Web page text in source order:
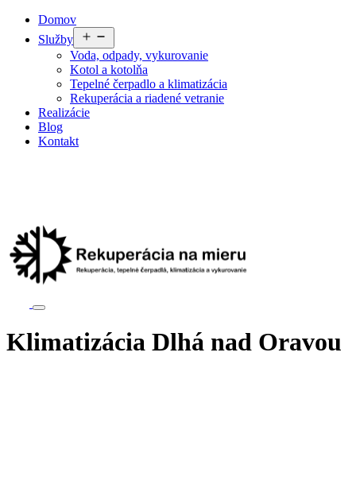
Domov
Služby
Voda, odpady, vykurovanie
Kotol a kotolňa
Tepelné čerpadlo a klimatizácia
Rekuperácia a riadené vetranie
Realizácie
Blog
Kontakt
Klimatizácia Dlhá nad Oravou